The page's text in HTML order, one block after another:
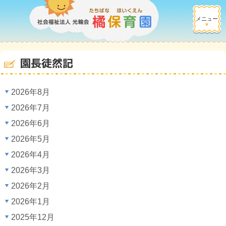
メニュー
園長徒然記
2026年8月
2026年7月
2026年6月
2026年5月
2026年4月
2026年3月
2026年2月
2026年1月
2025年12月